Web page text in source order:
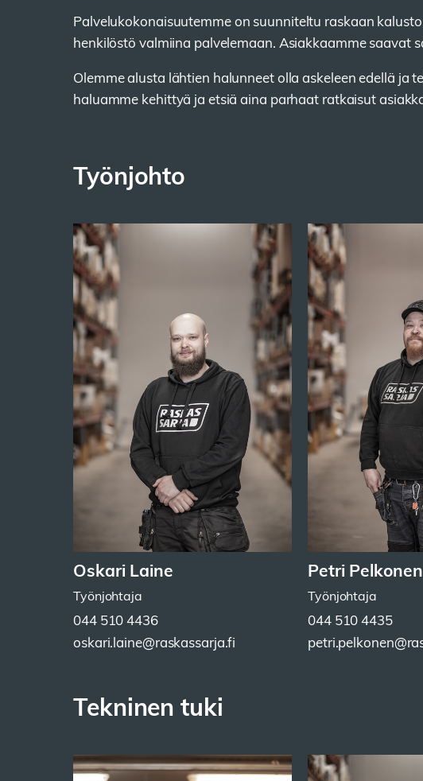
Palvelukokonaisuutemme on suunniteltu raskaan
henkilöstö valmiina palvelemaan. Asiakkaamme
Olemme alusta lähtien halunneet olla askeleen edellä ja
haluamme kehittyä ja etsiä aina parhaat ratkaisut
Työnjohto
Oskari Laine
Työnjohtaja
044 510 4436
oskari.laine@raskassarja.fi
Petri Pelkonen
Työnjohtaja
044 510 4435
Tekninen tuki